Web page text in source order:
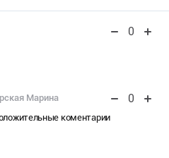
0
Марина 0
коментарии